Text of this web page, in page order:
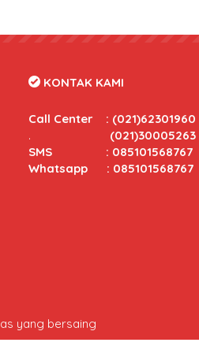
KONTAK KAMI
Call Center : (021)62301960
. (021)30005263
SMS : 085101568767
Whatsapp : 085101568767
yang bersaing